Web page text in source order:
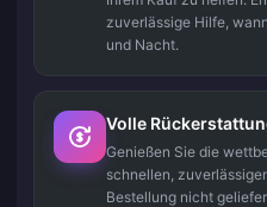
zuverlässige Hilfe,
und Nacht.
Volle
Genießen Sie die
schnellen,
Bestellung nicht